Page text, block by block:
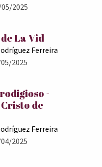
2025
La Vid
Ferreira
2025
-
de
Ferreira
2025